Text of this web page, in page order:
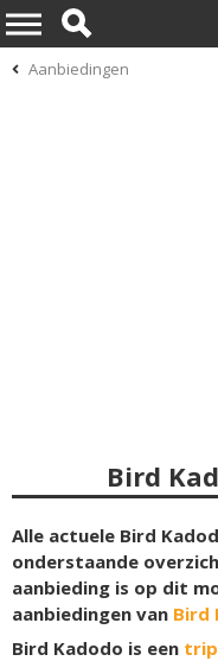
Aanbiedingen
Bird
Alle actuele Bird
onderstaande
aanbieding is op dit
aanbiedingen van Bird
Bird Kadodo is een